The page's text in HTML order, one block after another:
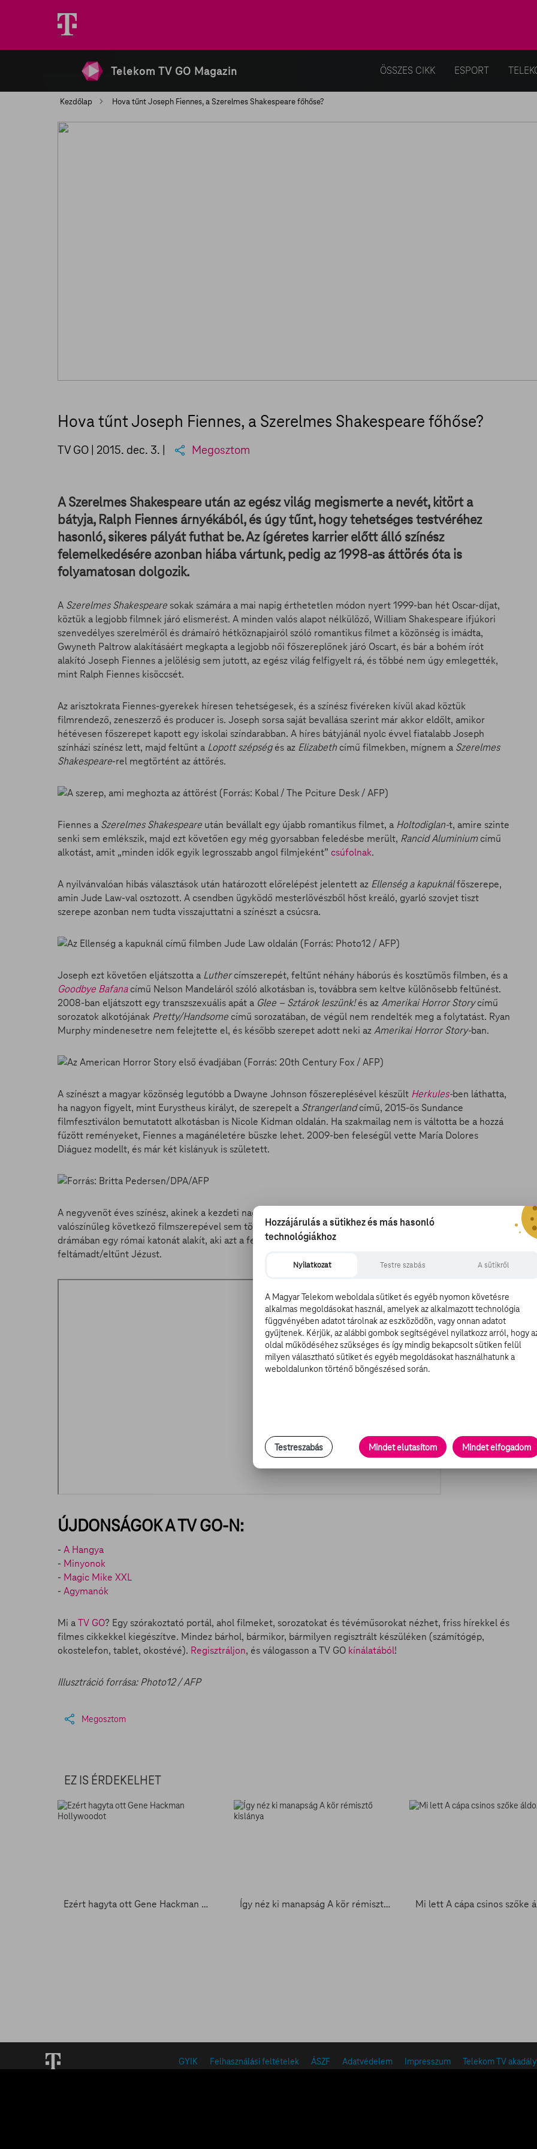
Telekom TV GO Magazin ÖSSZES CIKK ESPORT
Kezdőlap Hova tűnt Joseph Fiennes, a Szerelmes Shakespeare főhőse?
Hova tűnt Joseph Fiennes, a Szerelmes Shakespeare főhőse?
TV GO | 2015. dec. 3. | Megosztom
A Szerelmes Shakespeare után az egész világ megismerte a nevét, kitört a
bátyja, Ralph Fiennes árnyékából, és úgy tűnt, hogy tehetséges testvéréhez
hasonló, sikeres pályát futhat be. Az ígéretes karrier előtt álló színész
felemelkedésére azonban hiába vártunk, pedig az 1998-as áttörés óta is
folyamatosan dolgozik.
A Szerelmes Shakespeare sokak számára a mai napig érthetetlen módon nyert 1999-ban hét Oscar-díjat,
köztük a legjobb filmnek járó elismerést. A minden valós alapot nélkülöző, William Shakespeare ifjúkori
szenvedélyes szerelméről és drámaíró hétköznapjairól szóló romantikus filmet a közönség is imádta,
Gwyneth Paltrow alakításáért megkapta a legjobb női főszereplőnek járó Oscart, és bár a bohém írót
alakító Joseph Fiennes a jelölésig sem jutott, az egész világ felfigyelt rá, és többé nem úgy emlegették,
mint Ralph Fiennes kisöccsét.
Az arisztokrata Fiennes-gyerekek híresen tehetségesek, és a színész fivéreken kívül akad köztük
filmrendező, zeneszerző és producer is. Joseph sorsa saját bevallása szerint már akkor eldőlt, amikor
hétévesen főszerepet kapott egy iskolai színdarabban. A híres bátyjánál nyolc évvel fiatalabb Joseph
színházi színész lett, majd feltűnt a Lopott szépségés az Elizabeth című filmekben, mígnem a Szerelmes
Shakespeare-rel megtörtént az áttörés.
Fiennes a Szerelmes Shakespeare után bevállalt egy újabb romantikus filmet, a Holtodiglan-t, amire szinte
senki sem emlékszik, majd ezt követően egy még gyorsabban feledésbe merült, Rancid Aluminiumcímű
alkotást, amit „minden idők egyik legrosszabb angol filmjeként” csúfolnak.
A nyilvánvalóan hibás választások után határozott előrelépést jelentett az Ellenség a kapuknálfőszerepe,
amin Jude Law-val osztozott. A csendben ügyködő mesterlövészből hőst kreáló, gyarló szovjet tiszt
szerepe azonban nem tudta visszajuttatni a színészt a csúcsra.
Joseph ezt követően eljátszotta a Luthercímszerepét, feltűnt néhány háborús és kosztümös filmben, és a
Goodbye Bafanacímű Nelson Mandeláról szóló alkotásban is, továbbra sem keltve különösebb feltűnést.
2008-ban eljátszott egy transzszexuális apát a Glee – Sztárok leszünk!és azAmerikai Horror Storycímű
sorozatok alkotójának Pretty/Handsome című sorozatában, de végül nem rendelték meg a folytatást. Ryan
Murphy mindenesetre nem felejtette el, és később szerepet adott neki azAmerikai Horror Story-ban.
A színészt a magyar közönség legutóbb a Dwayne Johnson főszereplésével készült Herkules-ben láthatta,
ha nagyon figyelt, mint Eurystheus királyt, de szerepelt a Strangerlandcímű, 2015-ös Sundance
filmfesztiválon bemutatott alkotásban is Nicole Kidman oldalán. Ha szakmailag nem is váltotta be a hozzá
fűzött reményeket, Fiennes a magánéletére büszke lehet. 2009-ben feleségül vette María Dolores
Diáguez modellt, és már két kislányuk is született.
A negyvenöt éves színész, akinek a kezdeti nagy siker után nem alakult épp álomszerűen a karrierje,
valószínűleg következő filmszerepével sem töri meg az átkot. ARisencímű 2016-ban érkező történelmi
drámában egy római katonát alakít, aki azt a feladatot kapja, hogy találja meg a keresztre feszítés után
feltámadt/eltűnt Jézust.
ÚJDONSÁGOK A TV GO-N:
- A Hangya
- Minyonok
- Magic Mike XXL
- Agymanók
Mi aTV GO? Egy szórakoztató portál, ahol filmeket, sorozatokat és tévéműsorokat nézhet, friss hírekkel és
filmes cikkekkel kiegészítve. Mindez bárhol, bármikor, bármilyen regisztrált készüléken (számítógép,
okostelefon, tablet, okostévé). Regisztráljon, és válogasson a TV GO kínálatából!
Illusztráció forrása: Photo12 / AFP
Megosztom
EZ IS ÉRDEKELHET
Ezért hagyta ott Gene Hackman Hollywoodot Így néz ki manapság A kör rémisztő kislánya
GYIK Felhasználási feltételek ÁSZF Adatvédelem Impresszum Telekom TV
Hozzájárulás a sütikhez és más hasonló
technológiákhoz
Nyilatkozat Testre szabás A sütikről
A Magyar Telekom weboldala sütiket és egyéb nyomon követésre
alkalmas megoldásokat használ, amelyek az alkalmazott technológia
függvényében adatot tárolnak az eszközödön, vagy onnan adatot
gyűjtenek. Kérjük, az alábbi gombok segítségével nyilatkozz arról, hogy
oldal működéséhez szükséges és így mindig bekapcsolt sütiken felül
milyen választható sütiket és egyéb megoldásokat használhatunk a
weboldalunkon történő böngészésed során.
Testreszabás Mindet elutasítom Mindet elfogadom